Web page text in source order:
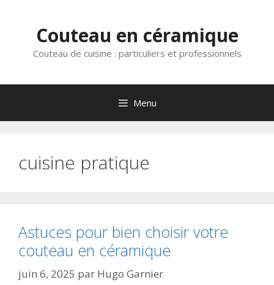
contenuCouteau en céramique
Couteau de cuisine : particuliers et professionnels
Menu
cuisine pratique
Astuces pour bien choisir votre
couteau en céramique
juin 6, 2025 par Hugo Garnier